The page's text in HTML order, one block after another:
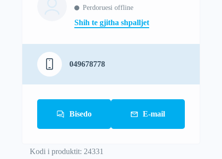
Perdoruesi offline
Shih te gjitha shpalljet
049678778
Bisedo E-mail
Kodi i produktit: 24331